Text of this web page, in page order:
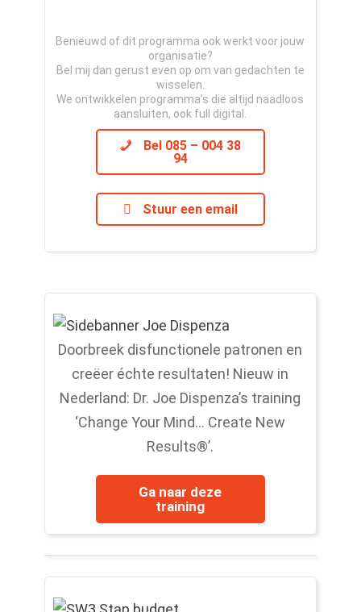
Benieuwd of dit programma ook werkt voor jouw
organisatie?
Bel mij dan gerust even op om van gedachten te
wisselen.
We ontwikkelen programma’s die altijd naadloos
aansluiten, ook full digital.
Bel 085 – 004 38
94
Stuur een email
Doorbreek disfunctionele patronen en
creëer échte resultaten! Nieuw in
Nederland: Dr. Joe Dispenza’s training
‘Change Your Mind… Create New
Results®’.
Ga naar deze
training